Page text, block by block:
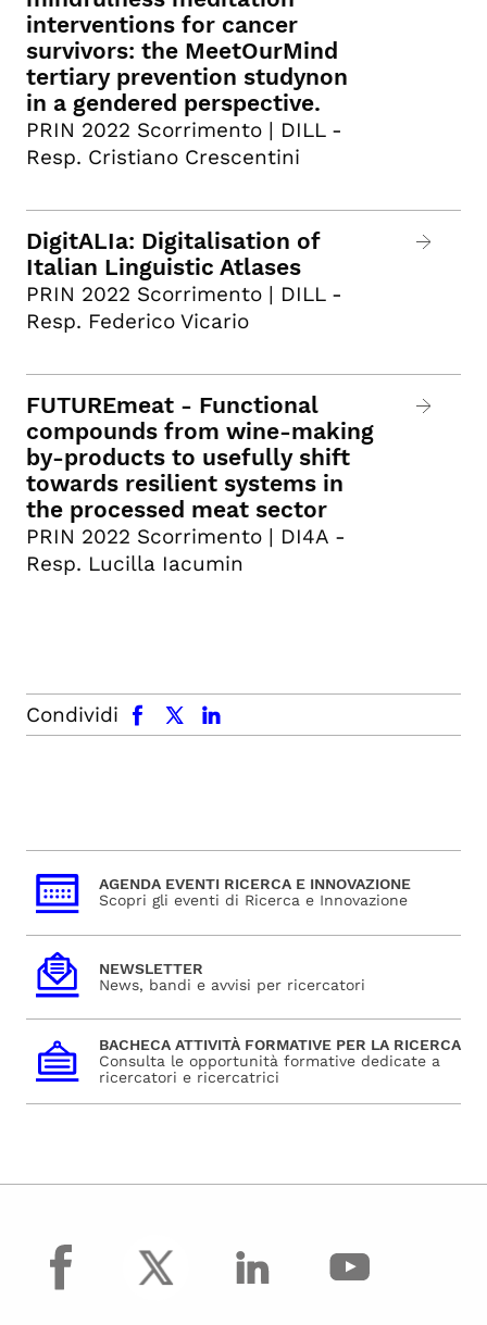
interventions for cancer
survivors: the MeetOurMind
tertiary prevention studynon
in a gendered perspective.
PRIN 2022 Scorrimento | DILL -
Resp. Cristiano Crescentini
DigitALIa: Digitalisation of
Italian Linguistic Atlases
PRIN 2022 Scorrimento | DILL -
Resp. Federico Vicario
FUTUREmeat - Functional
compounds from wine-making
by-products to usefully shift
towards resilient systems in
the processed meat sector
PRIN 2022 Scorrimento | DI4A -
Resp. Lucilla Iacumin
Condividi
facebook x.com linkedin
AGENDA EVENTI RICERCA E INNOVAZIONE
Scopri gli eventi di Ricerca e Innovazione
NEWSLETTER
News, bandi e avvisi per ricercatori
BACHECA ATTIVITÀ FORMATIVE PER LA RICERCA
Consulta le opportunità formative dedicate a
ricercatori e ricercatrici
facebook